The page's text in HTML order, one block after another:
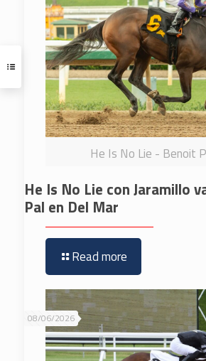
He Is No Lie - Benoit
He Is No Lie con Jaramillo
Pal en Del Mar
Read more
08/06/2026